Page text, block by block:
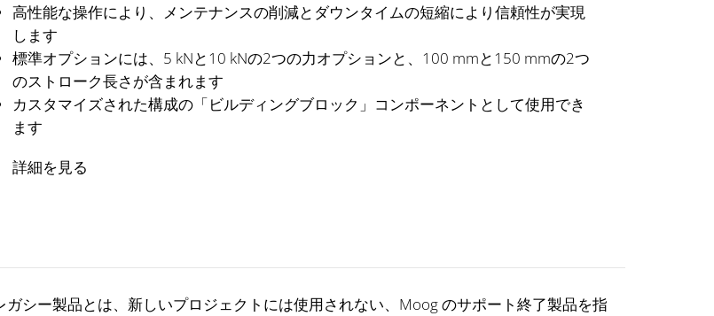
高性能な操作により、メンテナンスの削減とダウンタイムの短縮により信頼性が実現
します
標準オプションには、5 kNと10 kNの2つの力オプションと、100 mmと150 mmの2つ
のストローク長さが含まれます
カスタマイズされた構成の「ビルディングブロック」コンポーネントとして使用でき
ます
詳細を見る
ガシー製品とは、新しいプロジェクトには使用されない、Moog のサポート終了製品を指